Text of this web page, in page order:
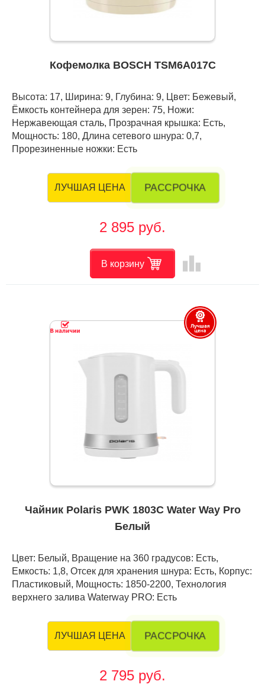
Кофемолка BOSCH TSM6A017C
Высота: 17, Ширина: 9, Глубина: 9, Цвет: Бежевый,
Ёмкость контейнера для зерен: 75, Ножи:
Нержавеющая сталь, Прозрачная крышка: Есть,
Мощность: 180, Длина сетевого шнура: 0,7,
Прорезиненные ножки: Есть
ЛУЧШАЯ ЦЕНА РАССРОЧКА
2 895 руб.
В корзину leaderboard
Чайник Polaris PWK 1803C Water Way Pro
Белый
Цвет: Белый, Вращение на 360 градусов: Есть,
Емкость: 1,8, Отсек для хранения шнура: Есть, Корпус:
Пластиковый, Мощность: 1850-2200, Технология
верхнего залива Waterway PRO: Есть
ЛУЧШАЯ ЦЕНА РАССРОЧКА
2 795 руб.